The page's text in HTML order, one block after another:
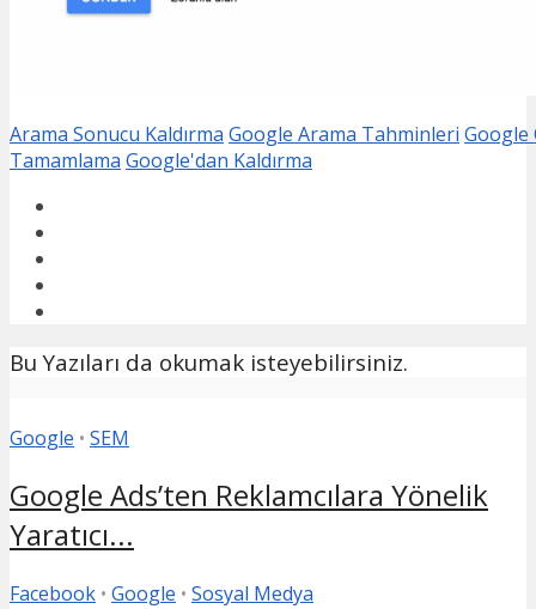
Arama Sonucu Kaldırma Google Arama Tahminleri Google
Tamamlama Google'dan Kaldırma
Bu Yazıları da okumak isteyebilirsiniz.
Google • SEM
Google Ads’ten Reklamcılara Yönelik
Yaratıcı...
Facebook • Google • Sosyal Medya